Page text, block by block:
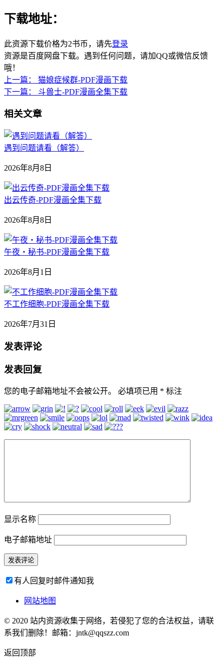
下载地址：
此资源下载价格为2书币，请先登录
资源是百度网盘下载。遇到任何问题，请加QQ或微信反馈
哦！
上一篇：
猫娘症候群-PDF漫画下载
下一篇：
斗兽士-PDF漫画全集下载
相关文章
遇到问题请看（解答）
2026年8月8日
出云传奇-PDF漫画全集下载
2026年8月8日
午夜‧秘书-PDF漫画全集下载
2026年8月1日
不工作细胞-PDF漫画全集下载
2026年7月31日
发表评论
发表回复
您的电子邮箱地址不会被公开。 必填项已用 * 标注
显示名称
电子邮箱地址
有人回复时邮件通知我
网站地图
© 2020 站内资源收集于网络，若侵犯了您的合法权益，请联
系我们删除！邮箱：jntk@qqszz.com
返回顶部